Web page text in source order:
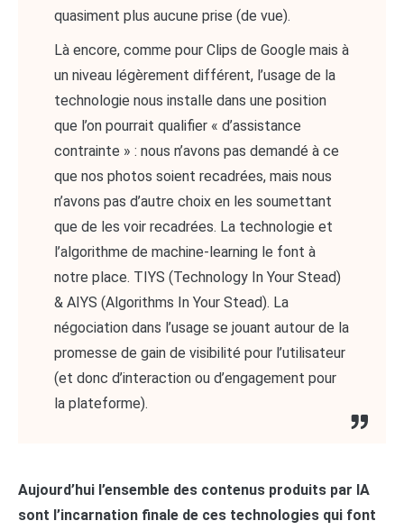
quasiment plus aucune prise (de vue).
Là encore, comme pour Clips de Google mais à
un niveau légèrement différent, l’usage de la
technologie nous installe dans une position
que l’on pourrait qualifier « d’assistance
contrainte » : nous n’avons pas demandé à ce
que nos photos soient recadrées, mais nous
n’avons pas d’autre choix en les soumettant
que de les voir recadrées. La technologie et
l’algorithme de machine-learning le font à
notre place. TIYS (Technology In Your Stead)
& AIYS (Algorithms In Your Stead). La
négociation dans l’usage se jouant autour de la
promesse de gain de visibilité pour l’utilisateur
(et donc d’interaction ou d’engagement pour
la plateforme).
Aujourd’hui l’ensemble des contenus produits par IA
sont l’incarnation finale de ces technologies qui font